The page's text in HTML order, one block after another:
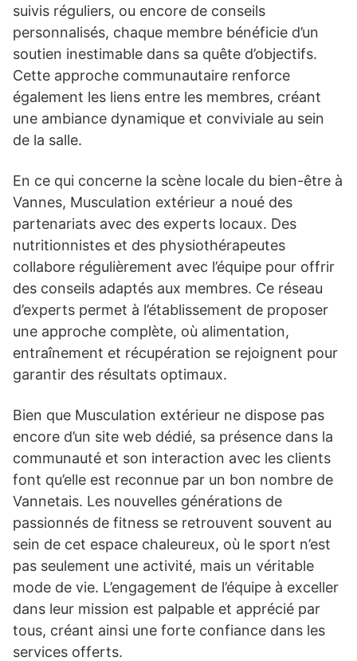
suivis réguliers, ou encore de conseils
personnalisés, chaque membre bénéficie d’un
soutien inestimable dans sa quête d’objectifs.
Cette approche communautaire renforce
également les liens entre les membres, créant
une ambiance dynamique et conviviale au sein
de la salle.
En ce qui concerne la scène locale du bien-être à
Vannes, Musculation extérieur a noué des
partenariats avec des experts locaux. Des
nutritionnistes et des physiothérapeutes
collabore régulièrement avec l’équipe pour offrir
des conseils adaptés aux membres. Ce réseau
d’experts permet à l’établissement de proposer
une approche complète, où alimentation,
entraînement et récupération se rejoignent pour
garantir des résultats optimaux.
Bien que Musculation extérieur ne dispose pas
encore d’un site web dédié, sa présence dans la
communauté et son interaction avec les clients
font qu’elle est reconnue par un bon nombre de
Vannetais. Les nouvelles générations de
passionnés de fitness se retrouvent souvent au
sein de cet espace chaleureux, où le sport n’est
pas seulement une activité, mais un véritable
mode de vie. L’engagement de l’équipe à exceller
dans leur mission est palpable et apprécié par
tous, créant ainsi une forte confiance dans les
services offerts.